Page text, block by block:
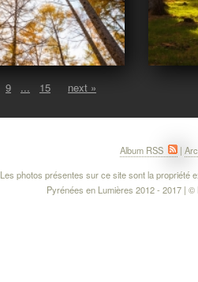
9 ... 15
next »
Album RSS |
Les photos présentes sur ce site sont la propriété
Pyrénées en Lumières 2012 - 2017 |